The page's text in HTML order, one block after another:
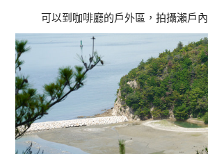
可以到咖啡廳的戶外區，拍攝瀨戶